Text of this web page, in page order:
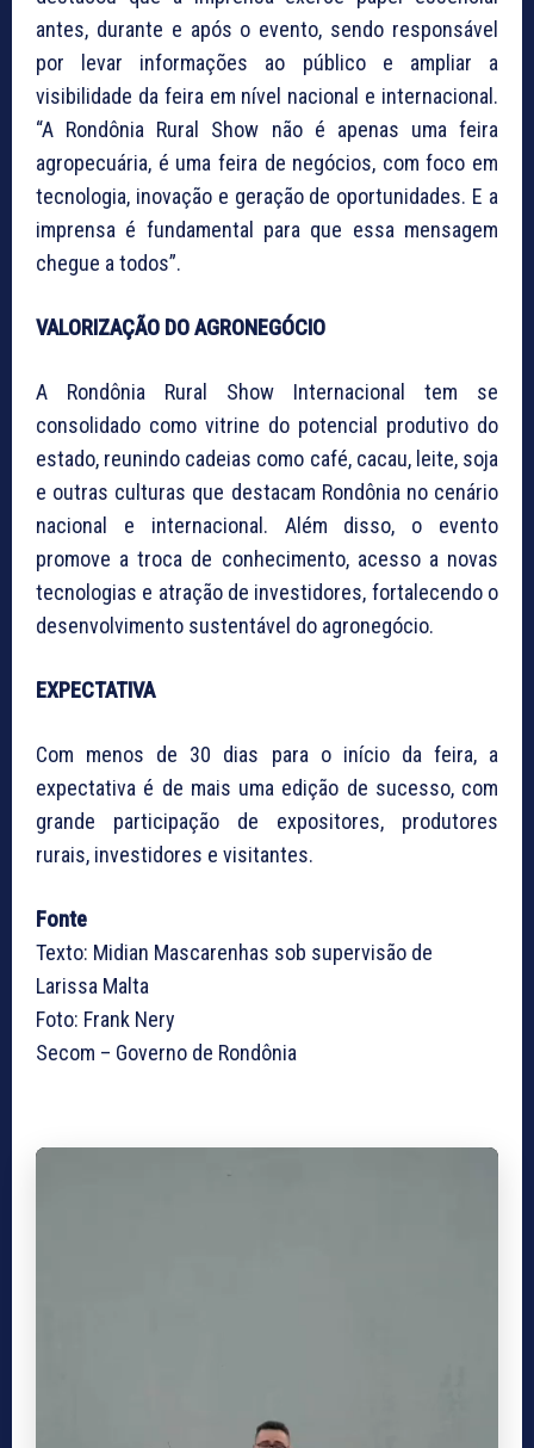
antes, durante e após o evento, sendo responsável
por levar informações ao público e ampliar a
visibilidade da feira em nível nacional e internacional.
“A Rondônia Rural Show não é apenas uma feira
agropecuária, é uma feira de negócios, com foco em
tecnologia, inovação e geração de oportunidades. E a
imprensa é fundamental para que essa mensagem
chegue a todos”.
VALORIZAÇÃO DO AGRONEGÓCIO
A Rondônia Rural Show Internacional tem se
consolidado como vitrine do potencial produtivo do
estado, reunindo cadeias como café, cacau, leite, soja
e outras culturas que destacam Rondônia no cenário
nacional e internacional. Além disso, o evento
promove a troca de conhecimento, acesso a novas
tecnologias e atração de investidores, fortalecendo o
desenvolvimento sustentável do agronegócio.
EXPECTATIVA
Com menos de 30 dias para o início da feira, a
expectativa é de mais uma edição de sucesso, com
grande participação de expositores, produtores
rurais, investidores e visitantes.
Fonte
Texto: Midian Mascarenhas sob supervisão de
Larissa Malta
Foto: Frank Nery
Secom – Governo de Rondônia